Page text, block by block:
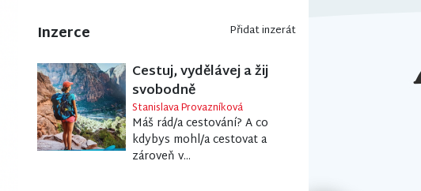
Inzerce Přidat inzerát
Cestuj, vydělávej a žij
svobodně
Stanislava Provazníková
Máš rád/a cestování? A co
kdybys mohl/a cestovat a
zároveň v...